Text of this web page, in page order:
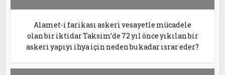
Alamet-i farikası askeri vesayetle mücadele
olan bir iktidar Taksim’de 72 yıl önce yıkılan bir
askeri yapıyı ihya için neden bu kadar ısrar eder?